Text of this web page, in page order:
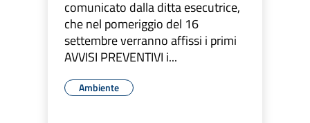
comunicato dalla ditta esecutrice,
che nel pomeriggio del 16
settembre verranno affissi i primi
AVVISI PREVENTIVI i...
Ambiente